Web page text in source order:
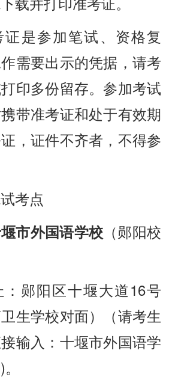
证是参加笔试、资格复
需要出示的凭据，请考
印多份留存。参加考试
带准考证和处于有效期
，证件不齐者，不得参
考点
市外国语学校 （郧阳校
郧阳区十堰大道16号
卫生学校对面）（请考生
输入：十堰市外国语学